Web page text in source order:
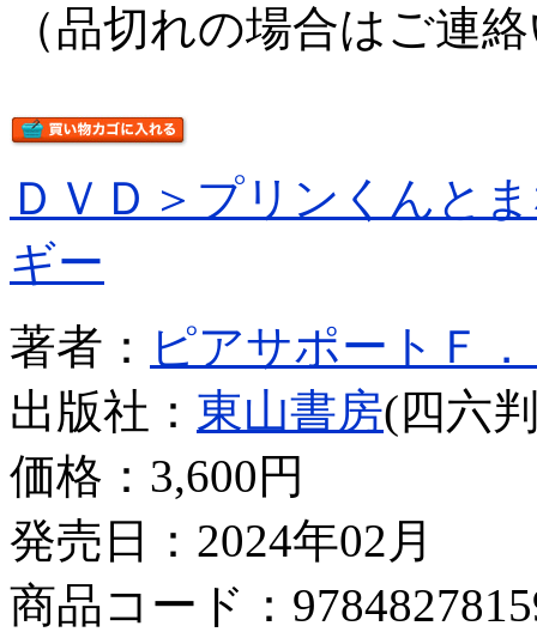
（品切れの場合はご連
ＤＶＤ＞プリンくんと
ギー
著者： ピアサポートＦ
出版社： 東山書房(四六
価格： 3,600円
発売日：2024年02月
商品コード：